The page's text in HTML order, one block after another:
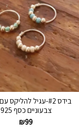
בידס #2-עגיל להליקס
צבעוניים כסף 925
₪99